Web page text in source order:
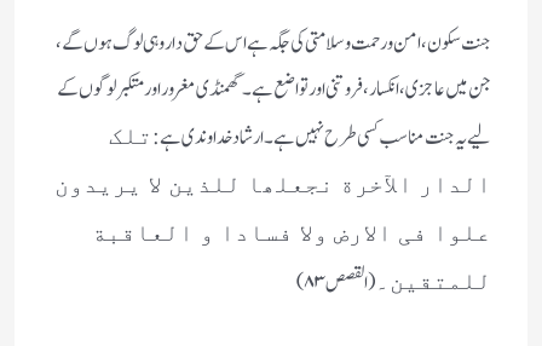
جنت سکون، امن و رحمت و سلامتی کی جگہ ہے اس کے حق دار وہی لوگ ہوں گے،
جن میں عاجزی، انکسار، فروتنی اور تواضع ہے۔ گھمنڈی مغرور اور متکبر لوگوں کے
لیے یہ جنت مناسب کسی طرح نہیں ہے۔ ارشاد خداوندی ہے:تلک
الدار الآخرة نجعلھا للذین لا یریدون
علوا فی الارض ولا فسادا و العاقبة
للمتقین۔ ( القصص ۸۳)